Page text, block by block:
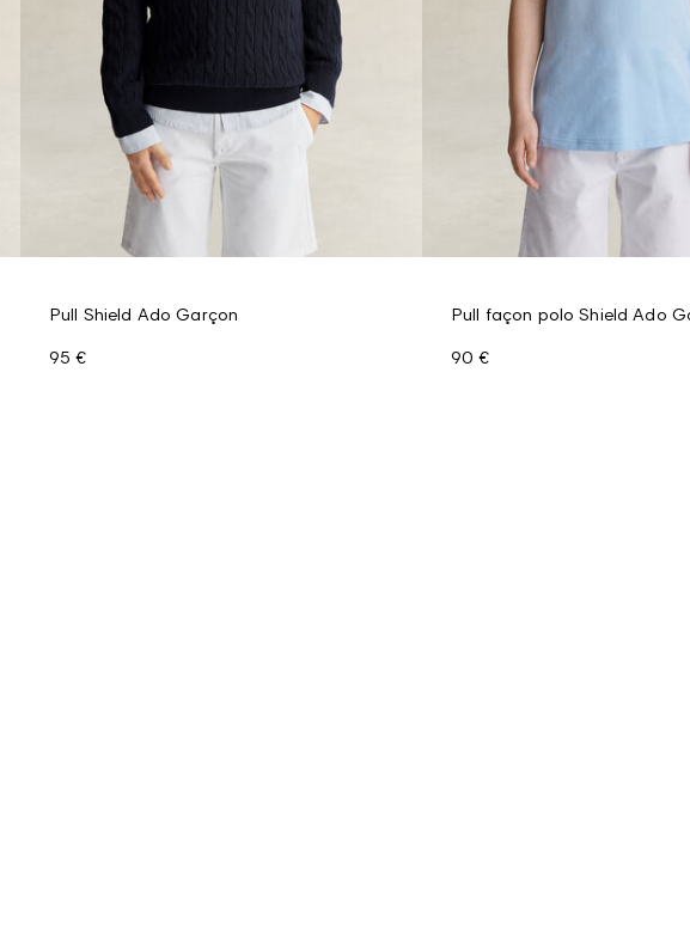
Pull Shield Ado Garçon
95 €
Pull façon polo Shield Ado
90 €